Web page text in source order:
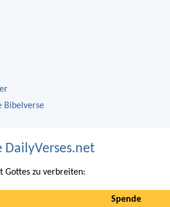
Bibelverse
DailyVerses.net
Gottes zu verbreiten:
Spende